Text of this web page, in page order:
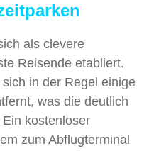
als clevere
Reisende etabliert.
in der Regel einige
was die deutlich
kostenloser
zum Abflugterminal